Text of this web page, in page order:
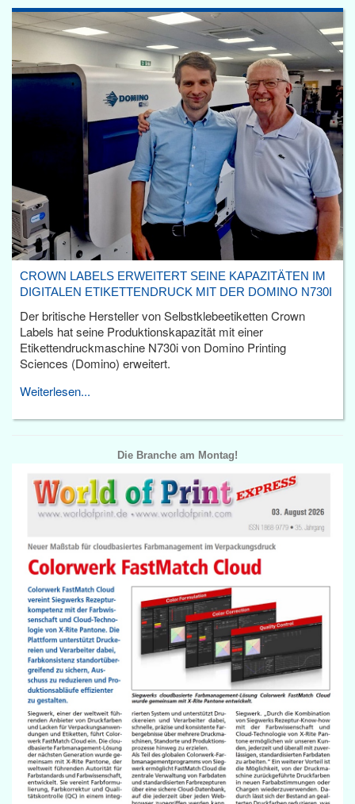
CROWN LABELS ERWEITERT SEINE KAPAZITÄTEN IM
DIGITALEN ETIKETTENDRUCK MIT DER DOMINO N730I
Der britische Hersteller von Selbstklebeetiketten Crown
Labels hat seine Produktionskapazität mit einer
Etikettendruckmaschine N730i von Domino Printing
Sciences (Domino) erweitert.
Weiterlesen...
Die Branche am Montag!